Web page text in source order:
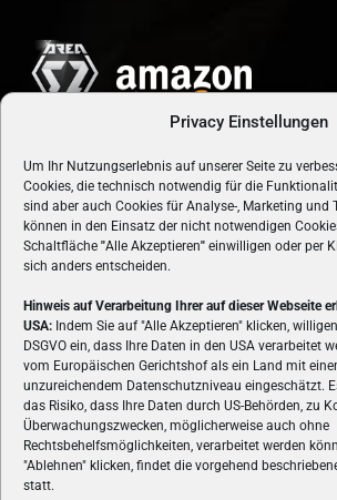
Privacy Einstellungen
Um Ihr Nutzungserlebnis auf unserer Seite zu
Cookies, die technisch notwendig für die
sind aber auch Cookies für Analyse-, Marketing und
können in den Einsatz der nicht notwendigen
Schaltfläche "Alle Akzeptieren" einwilligen oder per
sich anders entscheiden.
Hinweis auf Verarbeitung Ihrer auf dieser Webseite
USA: Indem Sie auf "Alle Akzeptieren" klicken,
DSGVO ein, dass Ihre Daten in den USA verarbeitet
vom Europäischen Gerichtshof als ein Land mit
unzureichendem Datenschutzniveau eingeschätzt.
das Risiko, dass Ihre Daten durch US-Behörden, zu
Überwachungszwecken, möglicherweise auch ohne
Rechtsbehelfsmöglichkeiten, verarbeitet werden
"Ablehnen" klicken, findet die vorgehend
statt.
ÜBER UNS
VON GAMERN, FÜR GAMER! Gamers.at ist
Spielemagazin Österreichs und bringt
Reviews und Videos zu PC- und
Hardware und aus der Welt des